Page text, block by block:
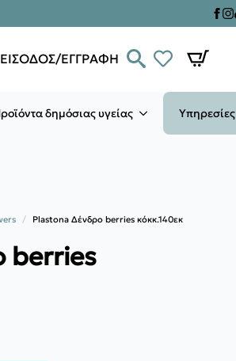
ΕΙΣΟΔΟΣ/ΕΓΓΡΑΦΗ
δημόσιας υγείας Υπηρεσίες
Plastona Δένδρο berries κόκκ.140εκ
berries